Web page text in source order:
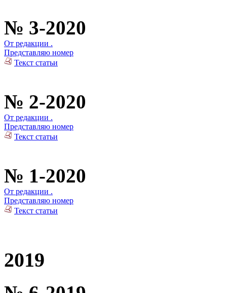
№ 3-2020
От редакции .
Представляю номер
Текст статьи
№ 2-2020
От редакции .
Представляю номер
Текст статьи
№ 1-2020
От редакции .
Представляю номер
Текст статьи
2019